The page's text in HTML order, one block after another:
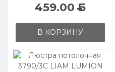
459.00Б
В КОРЗИНУ